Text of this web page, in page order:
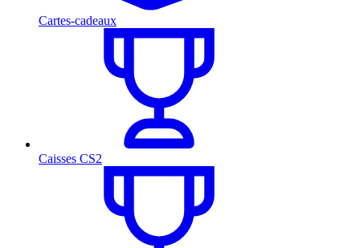
Cartes-cadeaux
Caisses CS2